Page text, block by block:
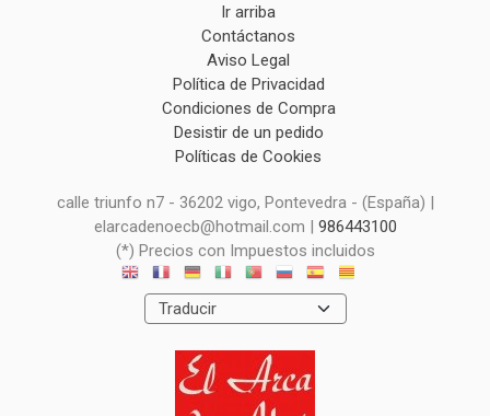
Ir arriba
Contáctanos
Aviso Legal
Política de Privacidad
Condiciones de Compra
Desistir de un pedido
Políticas de Cookies
calle triunfo n7 - 36202 vigo, Pontevedra - (España) |
elarcadenoecb@hotmail.com | 986443100
(*) Precios con Impuestos incluidos